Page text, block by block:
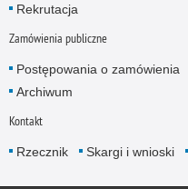
Rekrutacja
Zamówienia publiczne
Postępowania o zamówienia
Archiwum
Kontakt
Rzecznik Skargi i wnioski